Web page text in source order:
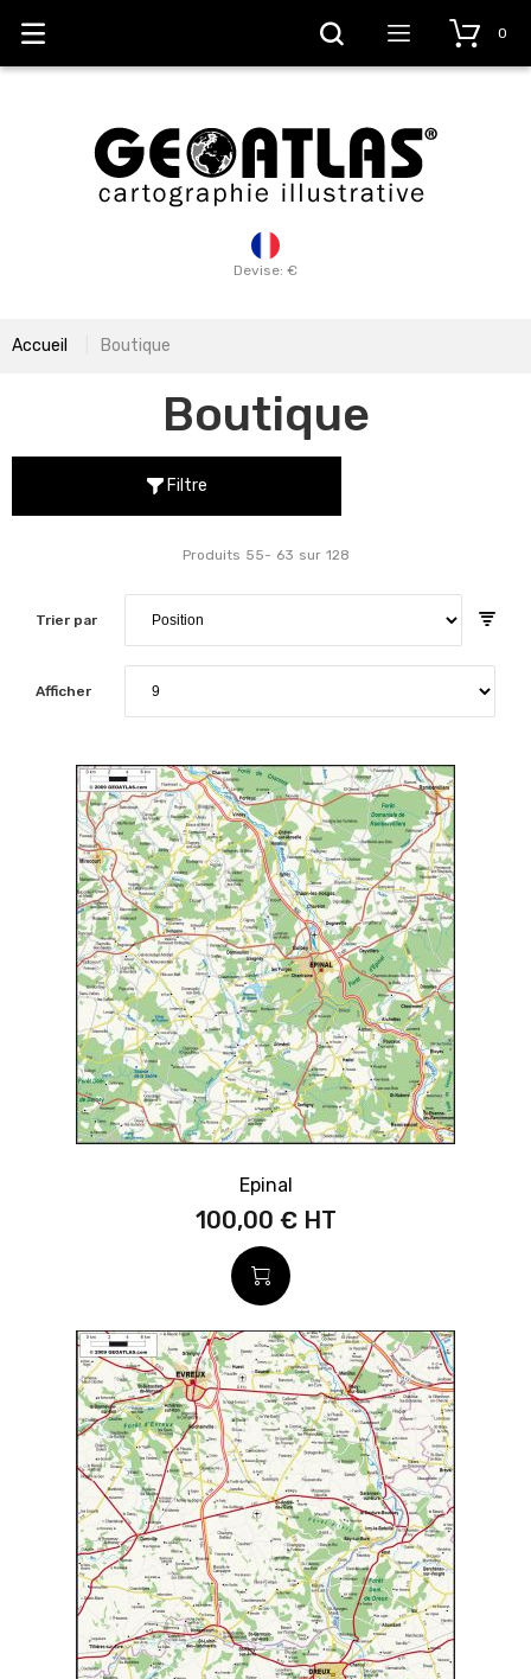
Devise: €
0
Accueil Boutique
Boutique
Filtre
Trier par
Produits 55- 63 sur 128
Afficher
Epinal
100,00 €